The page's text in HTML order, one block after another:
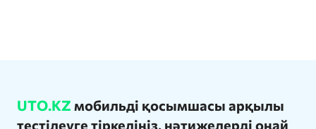
UTO.KZ мобильді қосымшасы арқылы
тестілеуге тіркеліңіз, нәтижелерді оңай